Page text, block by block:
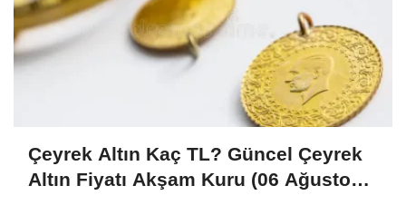
Çeyrek Altın Kaç TL? Güncel Çeyrek
Altın Fiyatı Akşam Kuru (06 Ağustos